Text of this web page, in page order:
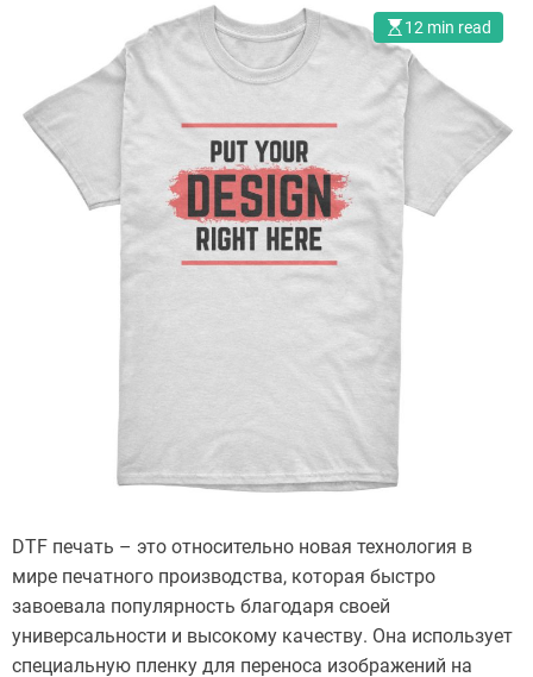
12 min read
DTF печать – это относительно новая технология в
мире печатного производства, которая быстро
завоевала популярность благодаря своей
универсальности и высокому качеству. Она использует
специальную пленку для переноса изображений на